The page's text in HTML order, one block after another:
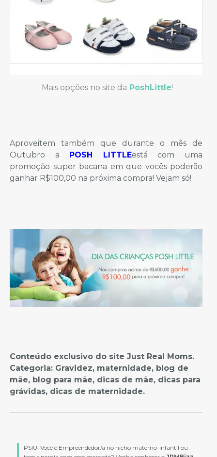
Mais opções no site da PoshLittle!
Aproveitem também que durante o mês de
Outubro a
POSH LITTLEestá com uma
promoção super bacana em que vocês poderão
ganhar R$100,00 na próxima compra! Vejam só!
Conteúdo exclusivo do site Just Real Moms.
Categoria: Gravidez, maternidade, blog de
mãe, blog para mãe, dicas de mãe, dicas para
grávidas, dicas de maternidade.
PSIU! Você é Empreendedor/a no nicho materno-infantil ou